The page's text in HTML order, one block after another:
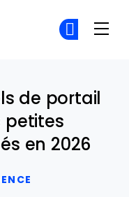
de portail
petites
en 2026